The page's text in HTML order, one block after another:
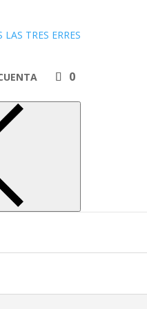
0
615 443 830